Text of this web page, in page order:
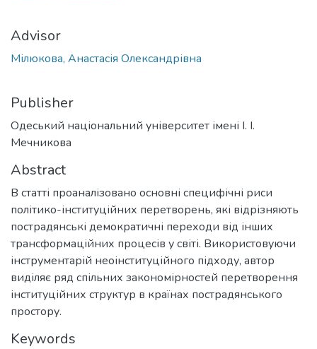
Advisor
Мілюкова, Анастасія Олександрівна
Publisher
Одеський національний університет імені І. І.
Мечникова
Abstract
В статті проаналізовано основні специфічні риси
політико-інституційних перетворень, які відрізняють
пострадянські демократичні переходи від інших
трансформаційних процесів у світі. Використовуючи
інструментарій неоінституційного підходу, автор
виділяє ряд спільних закономірностей перетворення
інституційних структур в країнах пострадянського
простору.
Keywords